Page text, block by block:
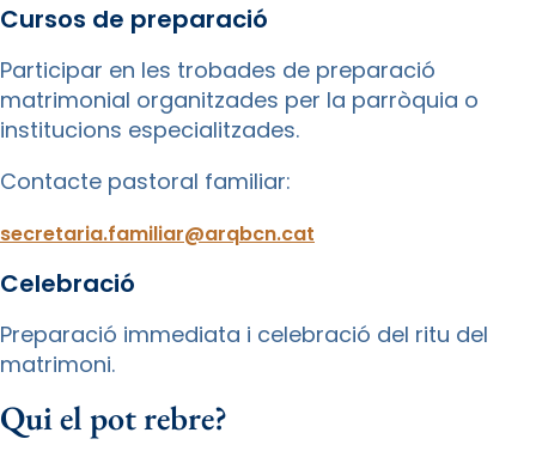
Cursos de preparació
Participar en les trobades de preparació
matrimonial organitzades per la parròquia o
institucions especialitzades.
Contacte pastoral familiar:
secretaria.familiar@arqbcn.cat
Celebració
Preparació immediata i celebració del ritu del
matrimoni.
Qui el pot rebre?